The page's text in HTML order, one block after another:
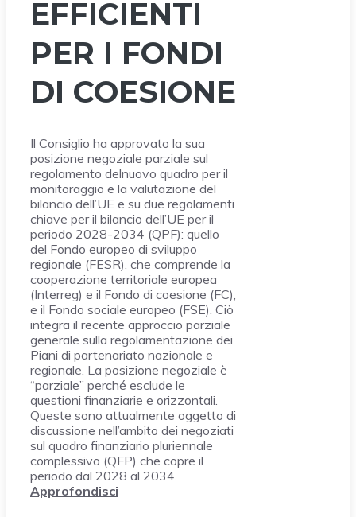
EFFICIENTI
PER I FONDI
DI COESIONE
Il Consiglio ha approvato la sua
posizione negoziale parziale sul
regolamento delnuovo quadro per il
monitoraggio e la valutazione del
bilancio dell’UE e su due regolamenti
chiave per il bilancio dell’UE per il
periodo 2028-2034 (QPF): quello
del Fondo europeo di sviluppo
regionale (FESR), che comprende la
cooperazione territoriale europea
(Interreg) e il Fondo di coesione (FC),
e il Fondo sociale europeo (FSE). Ciò
integra il recente approccio parziale
generale sulla regolamentazione dei
Piani di partenariato nazionale e
regionale. La posizione negoziale è
“parziale” perché esclude le
questioni finanziarie e orizzontali.
Queste sono attualmente oggetto di
discussione nell’ambito dei negoziati
sul quadro finanziario pluriennale
complessivo (QFP) che copre il
periodo dal 2028 al 2034.
Approfondisci